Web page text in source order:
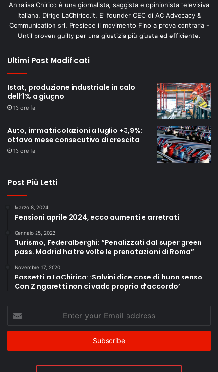
Annalisa Chirico è una giornalista, saggista e opinionista televisiva
italiana. Dirige LaChirico.it. E' founder CEO di AC Advocacy &
Communication srl. Presiede il movimento Fino a prova contraria -
Until proven guilty per una giustizia più giusta ed efficiente.
Ultimi Post Modificati
Istat, produzione industriale in calo
dell’1% a giugno
13 ore fa
Auto, immatricolazioni a luglio +3,9%:
ottavo mese consecutivo di crescita
13 ore fa
Post Più Letti
Marzo 8, 2024
Pensioni aprile 2024, ecco aumenti e arretrati
Gennaio 25, 2022
Turismo, Federalberghi: “Penalizzati dal super green
pass. Madrid ha tre volte le prenotazioni di Roma”
Novembre 17, 2020
Bassetti a LaChirico: ‘Salvini dice cose di buon senso.
Con Zingaretti non ci vado proprio d’accordo’
your
Email